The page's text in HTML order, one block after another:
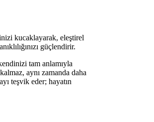
kucaklayarak, eleştirel
güçlendirir.
tam anlamıyla
aynı zamanda daha
teşvik eder; hayatın